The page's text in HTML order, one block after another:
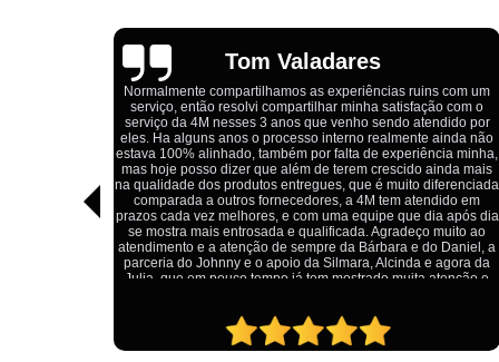
Igor Cordeiro
Estou extremamente satisfeito com o serviço da 4M Camisetas!
Eles forneceram uniformes para a minha pizzaria, e a
qualidade das camisetas é excelente. O tecido é confortável, a
impressão está impecável, e o preço foi justo, especialmente
considerando a alta qualidade do produto. Além disso, o
atendimento foi ágil e atencioso, desde o primeiro contato até a
entrega dos uniformes. Com certeza, recomendo a 4M
Camisetas para quem procura uniformes de qualidade e um
ótimo custo-benefício.